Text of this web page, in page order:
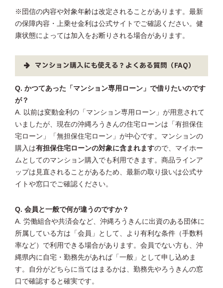
※団信の内容や対象年齢は改定されることがあります。最新
の保障内容・上乗せ金利は公式サイトでご確認ください。健
康状態によっては加入をお断りされる場合があります。
マンション購入にも使える？よくある質問（FAQ）
Q. かつてあった「マンション専用ローン」で借りたいのです
が？
A. 以前は変動金利の「マンション専用ローン」が用意されて
いましたが、現在の沖縄ろうきんの住宅ローンは「有担保住
宅ローン」「無担保住宅ローン」が中心です。マンションの
購入は有担保住宅ローンの対象に含まれますので、マイホー
ムとしてのマンション購入でも利用できます。商品ラインア
ップは見直されることがあるため、最新の取り扱いは公式サ
イトや窓口でご確認ください。
Q. 会員と一般で何が違うのですか？
A. 労働組合や共済会など、沖縄ろうきんに出資のある団体に
所属している方は「会員」として、より有利な条件（手数料
率など）で利用できる場合があります。会員でない方も、沖
縄県内に自宅・勤務先があれば「一般」として申し込めま
す。自分がどちらに当てはまるかは、勤務先やろうきんの窓
口で確認すると確実です。